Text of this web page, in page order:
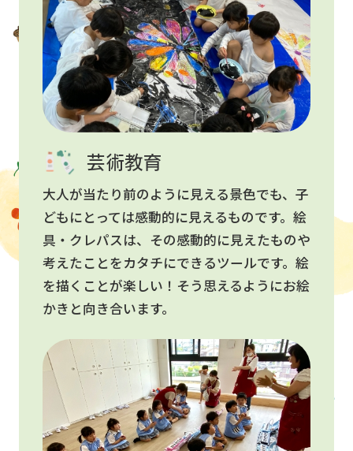
芸術教育
大人が当たり前のように見える景色でも、子
どもにとっては感動的に見えるものです。絵
具・クレパスは、その感動的に見えたものや
考えたことをカタチにできるツールです。絵
を描くことが楽しい！そう思えるようにお絵
かきと向き合います。